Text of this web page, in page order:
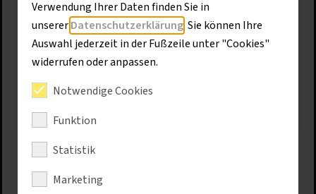
Keine Baustelle gleicht der anderen, und doch gibt
es eine große Gemeinsamkeit: Nur wenn alle
benötigten Materialien zur richtigen Zeit am
richtigen Ort sind, lassen sich Bauverzögerungen
vermeiden. Voraussetzung ist die präzise Planung
des Baustellenbedarfs.
Mehr erfahren
Verwendung Ihrer Daten finden Sie in
unsererDatenschutzerklärung . Sie können Ihre
Auswahl jederzeit in der Fußzeile unter "Cookies"
widerrufen oder anpassen.
Notwendige Cookies
Funktion
Statistik
Marketing